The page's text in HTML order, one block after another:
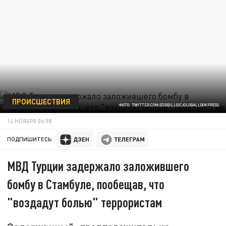
ФОТО: TWITTER.COM/ESRBILLGIC/GLOBALLOOKPRESS
ПРОИСШЕСТВИЯ
14 НОЯБРЯ 06:58
ПОДПИШИТЕСЬ:
МВД Турции задержало заложившего
бомбу в Стамбуле, пообещав, что
"воздадут болью" террористам